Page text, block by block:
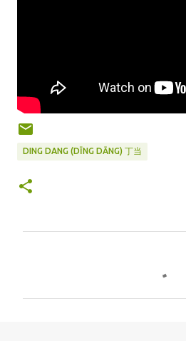
DING DANG (DĪNG DĀNG) 丁当